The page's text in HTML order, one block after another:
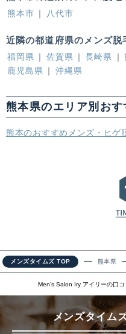
熊本市 八代市
近隣の都道府県のメンズ脱
福岡県 佐賀県 長崎県
鹿児島県
沖縄県
熊本県のエリア別お
熊本のおすすめメンズ・ヒゲ
メンズタイムズ TOP 熊本県
Men’s Salon Iry アイリーの口
メンズタイム